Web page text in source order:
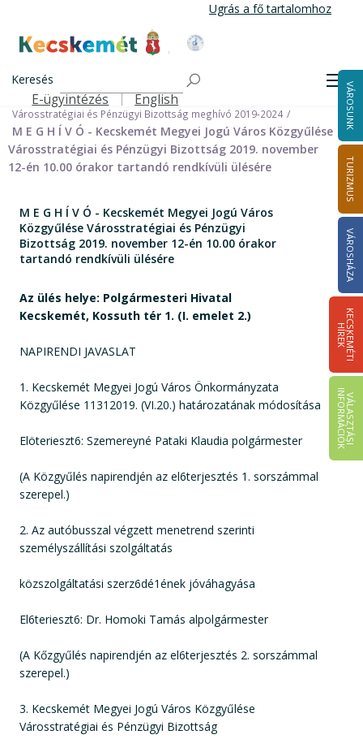
tartalomra
Ugrás a fő tartalomhoz
Kecskemét Város Honlapja
Keresés
Felső navigáció
E-ügyintézés English VÁROSUNK
TURIZMUS
VÁROSHÁZA
K
E
C
S
K
E
M
É
T
I
HÍ
R
E
K
V
Á
L
A
S
Z
T
Á
S
I
IN
F
O
R
M
Á
C
I
Ó
K
Önkormányzat
Bizottságok 2014-2024
Városstratégiai és Pénzügyi Bizottság 2014-2024
Városstratégiai és Pénzügyi Bizottság meghívó 2019-2024
M E G H Í V Ó - Kecskemét Megyei Jogú Város Közgyűlése
Városstratégiai és Pénzügyi Bizottság 2019. november
12-én 10.00 órakor tartandó rendkívüli ülésére
M E G H Í V Ó - Kecskemét Megyei Jogú Város
Közgyűlése Városstratégiai és Pénzügyi
Bizottság 2019. november 12-én 10.00 órakor
tartandó rendkívüli ülésére
Az ülés helye: Polgármesteri Hivatal
Kecskemét, Kossuth tér 1. (I. emelet 2.)
NAPIRENDI JAVASLAT
1. Kecskemét Megyei Jogú Város Önkormányzata
Közgyűlése 11312019. (VI.20.) határozatának módosítása
Elöterieszt6: Szemereyné Pataki Klaudia polgármester
(A Közgyűlés napirendjén az el6terjesztés 1. sorszámmal
szerepel.)
2. Az autóbusszal végzett menetrend szerinti
személyszállítási szolgáltatás
közszolgáltatási szerz6dé1ének jóváhagyása
El6terieszt6: Dr. Homoki Tamás alpolgármester
(A Kőzgyűlés napirendjén az el6terjesztés 2. sorszámmal
szerepel.)
3. Kecskemét Megyei Jogú Város Közgyűlése
Városstratégiai és Pénzügyi Bizottság